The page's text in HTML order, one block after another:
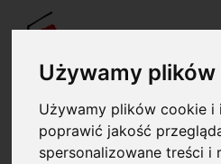
Używamy
Używamy plików cookie i
poprawić jakość
spersonalizowane treści i
Twój koszyk jest pusty!